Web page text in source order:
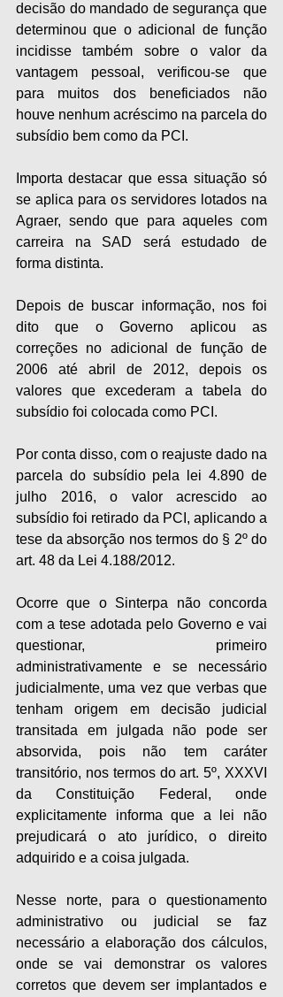
decisão do mandado de segurança que
determinou que o adicional de função
incidisse também sobre o valor da
vantagem pessoal, verificou-se que
para muitos dos beneficiados não
houve nenhum acréscimo na parcela do
subsídio bem como da PCI.
Importa destacar que essa situação só
se aplica para os servidores lotados na
Agraer, sendo que para aqueles com
carreira na SAD será estudado de
forma distinta.
Depois de buscar informação, nos foi
dito que o Governo aplicou as
correções no adicional de função de
2006 até abril de 2012, depois os
valores que excederam a tabela do
subsídio foi colocada como PCI.
Por conta disso, com o reajuste dado na
parcela do subsídio pela lei 4.890 de
julho 2016, o valor acrescido ao
subsídio foi retirado da PCI, aplicando a
tese da absorção nos termos do § 2º do
art. 48 da Lei 4.188/2012.
Ocorre que o Sinterpa não concorda
com a tese adotada pelo Governo e vai
questionar, primeiro
administrativamente e se necessário
judicialmente, uma vez que verbas que
tenham origem em decisão judicial
transitada em julgada não pode ser
absorvida, pois não tem caráter
transitório, nos termos do art. 5º, XXXVI
da Constituição Federal, onde
explicitamente informa que a lei não
prejudicará o ato jurídico, o direito
adquirido e a coisa julgada.
Nesse norte, para o questionamento
administrativo ou judicial se faz
necessário a elaboração dos cálculos,
onde se vai demonstrar os valores
corretos que devem ser implantados e